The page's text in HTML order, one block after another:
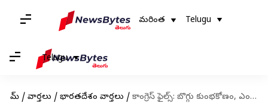
మరింత Telugu
Telugu
హోమ్ / వార్తలు / భారతదేశం వార్తలు / కాంగ్రెస్ ఫైల్స్: బొగ్గు కుంభకోణం, ఎంఎఫ్ హుస్సేన్ పెయింటింగ్ లావాదేవీలపై బీజేపీ ఆరోపణలు